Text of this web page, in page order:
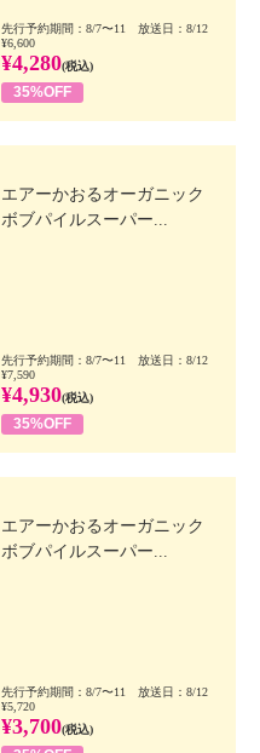
先行予約期間：8/7〜11 放送日：8/12
¥6,600
¥4,280(税込)
35%OFF
エアーかおるオーガニック
ボブパイルスーパー...
先行予約期間：8/7〜11 放送日：8/12
¥7,590
¥4,930(税込)
35%OFF
エアーかおるオーガニック
ボブパイルスーパー...
先行予約期間：8/7〜11 放送日：8/12
¥5,720
¥3,700(税込)